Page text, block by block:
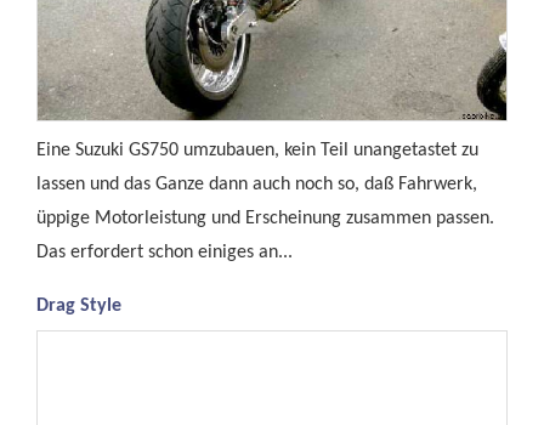
Eine Suzuki GS750 umzubauen, kein Teil unangetastet zu
lassen und das Ganze dann auch noch so, daß Fahrwerk,
üppige Motorleistung und Erscheinung zusammen passen.
Das erfordert schon einiges an...
Drag Style